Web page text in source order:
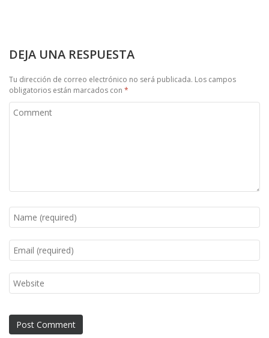
DEJA UNA RESPUESTA
Tu dirección de correo electrónico no será publicada. Los campos
obligatorios están marcados con *